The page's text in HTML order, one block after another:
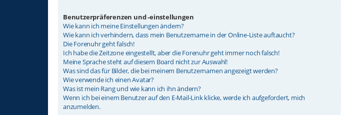
Benutzerpräferenzen und -einstellungen
Wie kann ich meine Einstellungen ändern?
Wie kann ich verhindern, dass mein Benutzername in der Online-Liste auftaucht?
Die Forenuhr geht falsch!
Ich habe die Zeitzone eingestellt, aber die Forenuhr geht immer noch falsch!
Meine Sprache steht auf diesem Board nicht zur Auswahl!
Was sind das für Bilder, die bei meinem Benutzernamen angezeigt werden?
Wie verwende ich einen Avatar?
Was ist mein Rang und wie kann ich ihn ändern?
Wenn ich bei einem Benutzer auf den E-Mail-Link klicke, werde ich aufgefordert, mich
anzumelden.